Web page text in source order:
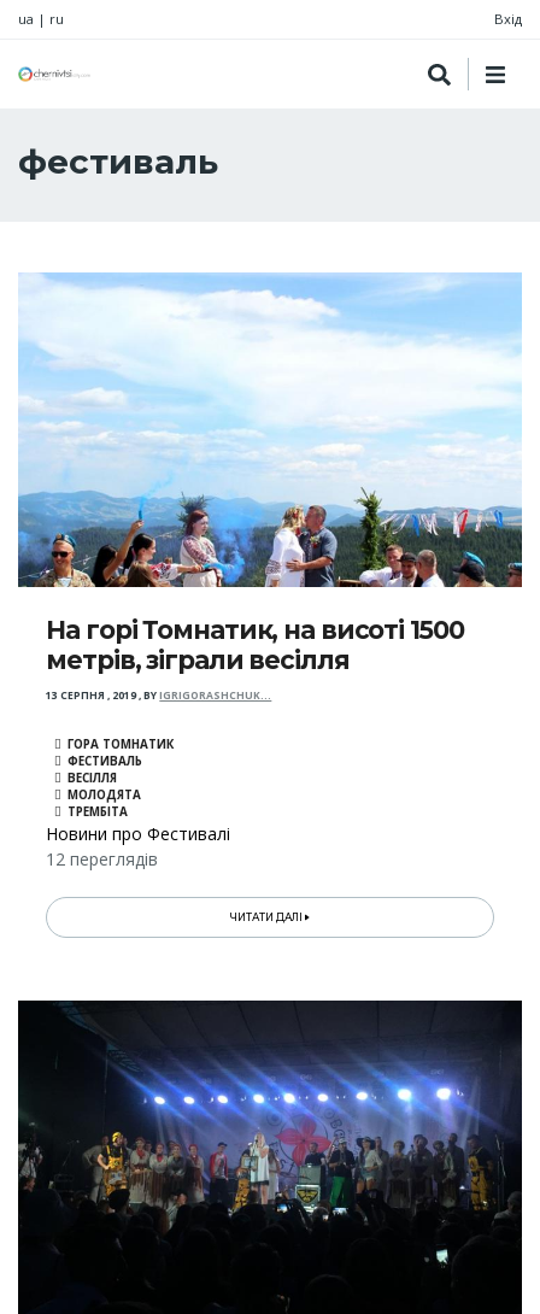
ua | ru Вхід
фестиваль
На горі Томнатик, на висоті 1500
метрів, зіграли весілля
13 СЕРПНЯ , 2019,BYIGRIGORASHCHUK…
ГОРА ТОМНАТИК
ФЕСТИВАЛЬ
ВЕСІЛЛЯ
МОЛОДЯТА
ТРЕМБІТА
Новини про Фестивалі
12 переглядів
ЧИТАТИ ДАЛІ